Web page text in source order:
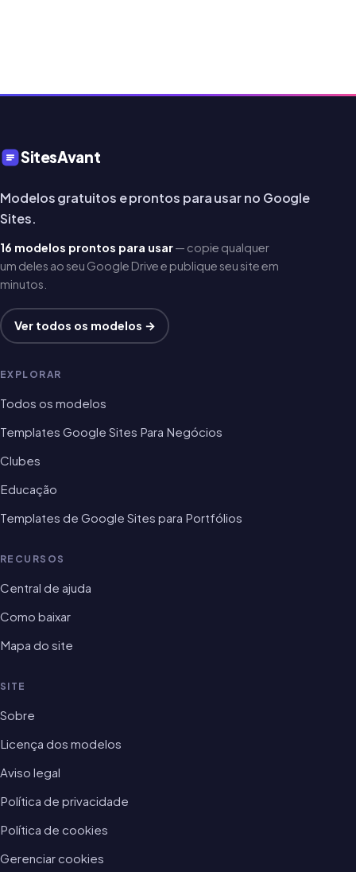
SitesAvant
Modelos gratuitos e prontos para usar no Google
Sites.
16 modelos prontos para usar— copie qualquer
um deles ao seu Google Drive e publique seu site em
minutos.
Ver todos os modelos →
EXPLORAR
Todos os modelos
Templates Google Sites Para Negócios
Clubes
Educação
Templates de Google Sites para Portfólios
RECURSOS
Central de ajuda
Como baixar
Mapa do site
SITE
Sobre
Licença dos modelos
Aviso legal
Política de privacidade
Política de cookies
Gerenciar cookies